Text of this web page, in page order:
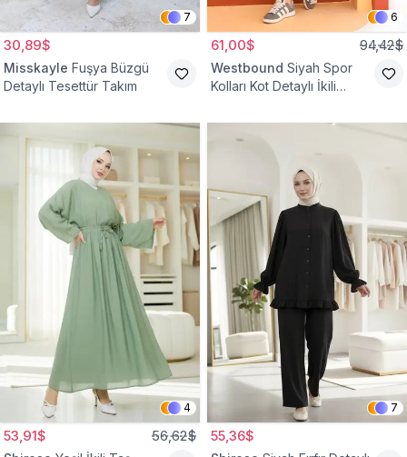
7
30,89$
Misskayle Fuşya Büzgü
Detaylı Tesettür Takım
6
61,00$ 94,42$
Westbound Siyah Spor
Kolları Kot Detaylı İkili
4
53,91$ 56,62$
7
55,36$